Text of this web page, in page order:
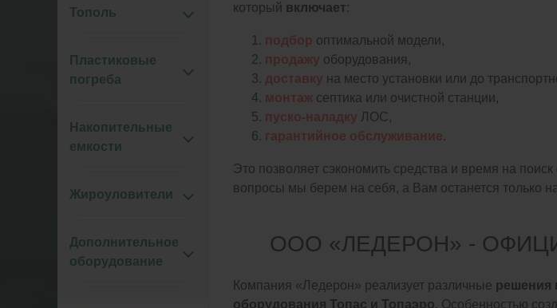
Тополь
Пластиковые
погреба
Накопительные
емкости
Жироуловители
Дополнительное
оборудование
который включает:
подбор оптимальной модели,
продажу оборудования,
доставку на место установки или до
монтаж септика или очистной станции,
пуско-наладку ЛОС,
гарантийное обслуживание.
Это позволяет сэкономить средства и время на
вопросы мы берем на себя, а Вам останется только
ООО «ЛЕДЕРОН» -
Компания «Ледерон» реализует различные решения
оборудования Топас и Топаэро. Особенностью